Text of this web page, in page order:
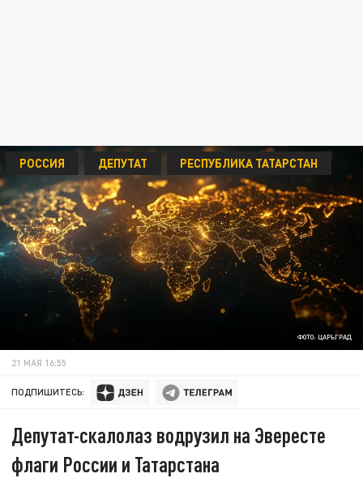
ФОТО: ЦАРЬГРАД
РОССИЯ ДЕПУТАТ РЕСПУБЛИКА ТАТАРСТАН
21 МАЯ 16:55
ПОДПИШИТЕСЬ:
Депутат-скалолаз водрузил на Эвересте
флаги России и Татарстана